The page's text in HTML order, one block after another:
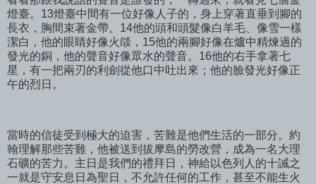
燈臺。13燈臺中間有一位好像人子的，身上穿著直垂到腳的
長衣，胸間束著金帶。14他的頭和頭髮像白羊毛、像雪一樣
潔白，他的眼睛好像火燄，15他的兩腳好像在爐中精煉過的
發光的銅，他的聲音好像眾水的聲音。16他的右手拿著七
星，有一把兩刃的利劍從他口中吐出來；他的臉發光好像正
午的烈日。
當時的信徒受到極大的迫害，苦難是他們生活的一部分。約
翰理解那些苦難，他被送到拔摩島的勞改營，成為一名大理
石礦的苦力。主日是我們的禮拜日，神給以色列人的十誡之
一就是守安息日為聖日，不允許任何的工作，甚至不能生火